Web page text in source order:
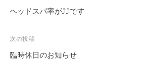
ヘッドスパ率が⤴⤴です
次の投稿
臨時休日のお知らせ